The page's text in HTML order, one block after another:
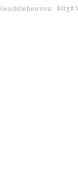
Geschrieben von: Birgit